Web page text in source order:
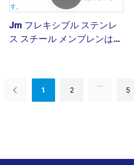
Jm フレキシブル ステンレ
ス スチール メンブレンは、
用されます。
1 2
...
5